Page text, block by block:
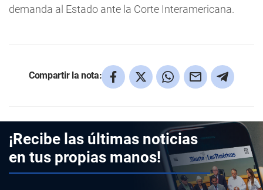
demanda al Estado ante la Corte Interamericana.
Compartir la nota:
¡Recibe las últimas noticias
en tus propias manos!